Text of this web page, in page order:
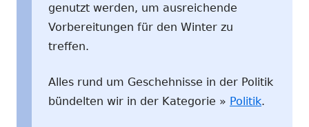
genutzt werden, um ausreichende
Vorbereitungen für den Winter zu
treffen.
Alles rund um Geschehnisse in der Politik
bündelten wir in der Kategorie » Politik.